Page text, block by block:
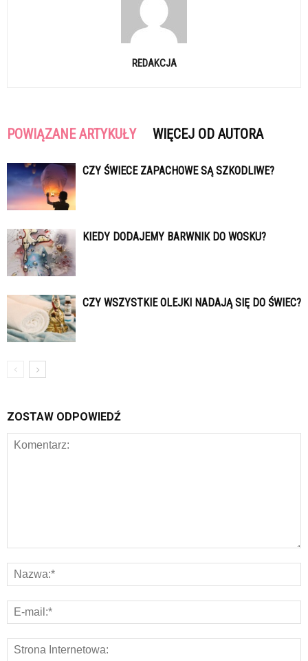
REDAKCJA
POWIĄZANE ARTYKUŁY WIĘCEJ OD AUTORA
CZY ŚWIECE ZAPACHOWE SĄ SZKODLIWE?
KIEDY DODAJEMY BARWNIK DO WOSKU?
CZY WSZYSTKIE OLEJKI NADAJĄ SIĘ DO ŚWIEC?
ZOSTAW ODPOWIEDŹ